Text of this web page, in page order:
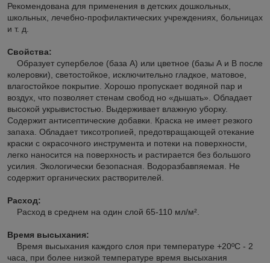
Рекомендована для применения в детских дошкольных,
школьных, лечебно-профилактических учреждениях, больницах
и т. д.
Свойства:
Образует супербелое (база А) или цветное (базы А и В после
колеровки), светостойкое, исключительно гладкое, матовое,
влагостойкое покрытие. Хорошо пропускает водяной пар и
воздух, что позволяет стенам свобод но «дышать». Обладает
высокой укрывистостью. Выдерживает влажную уборку.
Содержит антисептические добавки. Краска не имеет резкого
запаха. Обладает тиксотропией, предотвращающей отекание
краски с окрасочного инструмента и потеки на поверхности,
легко наносится на поверхность и растирается без большого
усилия. Экологически безопасная. Водоразбавпяемая. Не
содержит органических растворителей.
Расход:
Расход в среднем на один слой 65-110 мл/м².
Время высыхания:
Время высыхания каждого слоя при температуре +20ºС - 2
часа, при более низкой температуре время высыхания